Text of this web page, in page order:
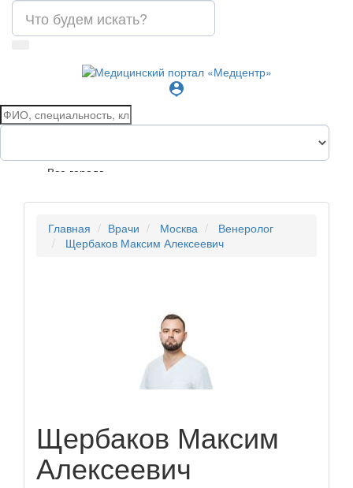
person_pin
Все города
Главная Врачи Москва
Венеролог
Щербаков Максим Алексеевич
Щербаков Максим
Алексеевич